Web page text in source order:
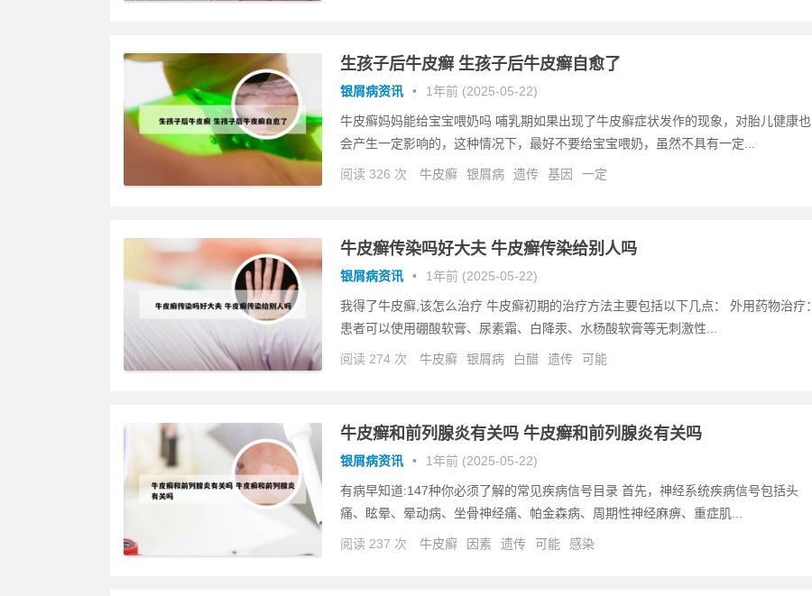
生孩子后牛皮癣 生孩子后牛皮癣自愈了
银屑病资讯 • 1年前 (2025-05-22)
牛皮癣妈妈能给宝宝喂奶吗 哺乳期如果出现了牛皮癣症状发作的现象，对胎儿健康也
会产生一定影响的，这种情况下，最好不要给宝宝喂奶，虽然不具有一定...
阅读 326 次 牛皮癣 银屑病 遗传 基因 一定
牛皮癣传染吗好大夫 牛皮癣传染给别人吗
银屑病资讯 • 1年前 (2025-05-22)
我得了牛皮癣,该怎么治疗 牛皮癣初期的治疗方法主要包括以下几点： 外用药物治疗：
患者可以使用硼酸软膏、尿素霜、白降汞、水杨酸软膏等无刺激性...
阅读 274 次 牛皮癣 银屑病 白醋 遗传 可能
牛皮癣和前列腺炎有关吗 牛皮癣和前列腺炎有关吗
银屑病资讯 • 1年前 (2025-05-22)
有病早知道:147种你必须了解的常见疾病信号目录 首先，神经系统疾病信号包括头
痛、眩晕、晕动病、坐骨神经痛、帕金森病、周期性神经麻痹、重症肌...
阅读 237 次 牛皮癣 因素 遗传 可能 感染